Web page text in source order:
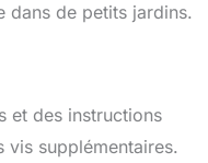
dans de petits jardins.
et des instructions
vis supplémentaires.